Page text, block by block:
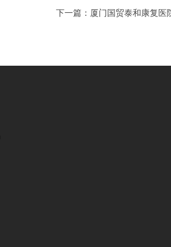
下一篇： 厦门国贸泰和康复